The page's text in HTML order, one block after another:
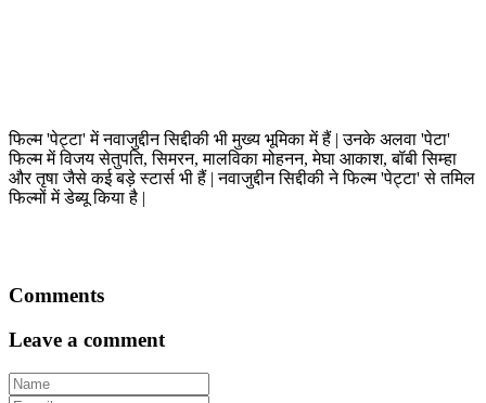
फिल्म 'पेट्टा' में नवाजुद्दीन सिद्दीकी भी मुख्य भूमिका में हैं | उनके अलवा 'पेटा'
फिल्म में विजय सेतुपति, सिमरन, मालविका मोहनन, मेघा आकाश, बॉबी सिम्हा
और तृषा जैसे कई बड़े स्टार्स भी हैं | नवाजुद्दीन सिद्दीकी ने फिल्म 'पेट्टा' से तमिल
फिल्मों में डेब्यू किया है |
Comments
Leave a comment